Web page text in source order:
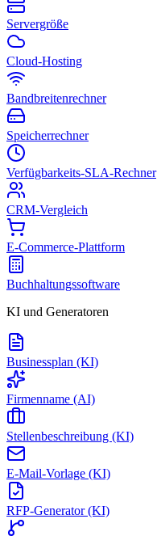
Servergröße
Cloud-Hosting
Bandbreitenrechner
Speicherrechner
Verfügbarkeits-SLA-Rechner
CRM-Vergleich
E-Commerce-Plattform
Buchhaltungssoftware
KI und Generatoren
Businessplan (KI)
Firmenname (AI)
Stellenbeschreibung (KI)
E-Mail-Vorlage (KI)
RFP-Generator (KI)